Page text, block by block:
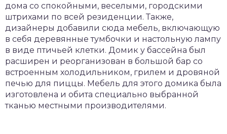
дома со спокойными, веселыми, городскими
штрихами по всей резиденции. Также,
дизайнеры добавили сюда мебель, включающую
в себя деревянные тумбочки и настольную лампу
в виде птичьей клетки. Домик у бассейна был
расширен и реорганизован в большой бар со
встроенным холодильником, грилем и дровяной
печью для пиццы. Мебель для этого домика была
изготовлена и обита специально выбранной
тканью местными производителями.